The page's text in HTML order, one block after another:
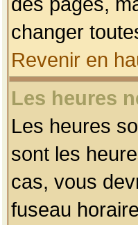
changer
Revenir en
Les heures
Les heures
sont les
cas, vous
fuseau